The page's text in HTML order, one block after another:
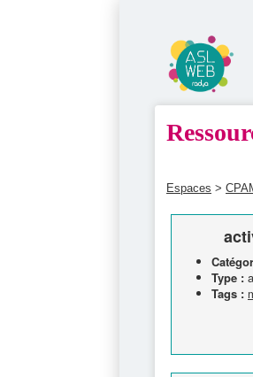
Espaces >
Type :
Tags :